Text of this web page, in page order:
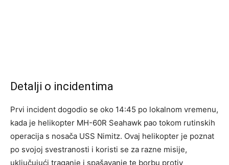
Detalji o incidentima
Prvi incident dogodio se oko 14:45 po lokalnom vremenu,
kada je helikopter MH-60R Seahawk pao tokom rutinskih
operacija s nosača USS Nimitz. Ovaj helikopter je poznat
po svojoj svestranosti i koristi se za razne misije,
uključujući traganje i spašavanje te borbu protiv